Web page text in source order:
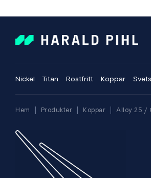
Nickel Titan Rostfritt Koppar
Hem Produkter Koppar Alloy 25 /